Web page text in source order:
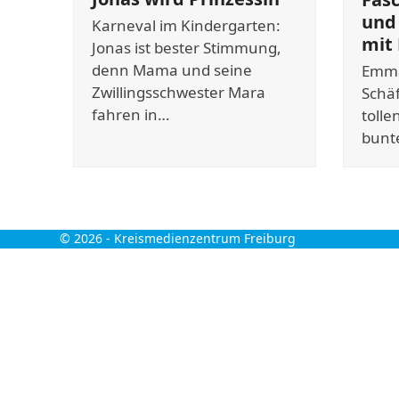
Karneval im Kindergarten:
Jonas ist bester Stimmung,
denn Mama und seine
Zwillingsschwester Mara
fahren in…
mit
© 2026 - Kreismedienzentrum Freiburg